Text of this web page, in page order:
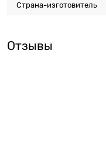
Страна-изготовитель
Отзывы